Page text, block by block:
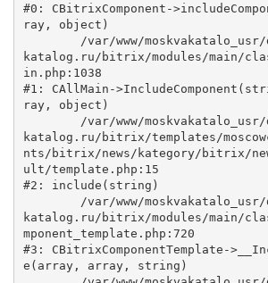
#0: CBitrixComponent-
ray, object)
katalog.ru/bitrix/modules/main/
in.php:1038
#1: CAllMain-
ray, object)
katalog.ru/bitrix/templates/
nts/bitrix/news/kategory/bitrix/
ult/template.php:15
#2: include(string)
katalog.ru/bitrix/modules/main/
mponent_template.php:720
#3: CBitrixComponentTemplate-
e(array, array, string)